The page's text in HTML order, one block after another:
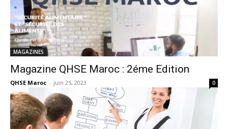
MAGAZINES
Magazine QHSE Maroc : 2éme Edition
QHSE Maroc - juin 25, 2023 0